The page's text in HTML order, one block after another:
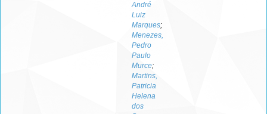
André
Luiz
Marques;
Menezes,
Pedro
Paulo
Murce;
Martins,
Patricia
Helena
dos